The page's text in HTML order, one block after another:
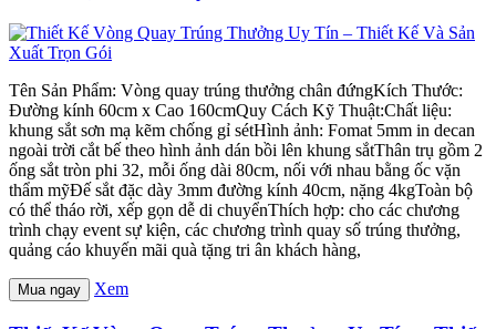
Tên Sản Phẩm: Vòng quay trúng thưởng chân đứngKích Thước:
Đường kính 60cm x Cao 160cmQuy Cách Kỹ Thuật:Chất liệu:
khung sắt sơn mạ kẽm chống gỉ sétHình ảnh: Fomat 5mm in decan
ngoài trời cắt bế theo hình ảnh dán bồi lên khung sắtThân trụ gồm 2
ống sắt tròn phi 32, mỗi ống dài 80cm, nối với nhau bằng ốc vặn
thẩm mỹĐế sắt đặc dày 3mm đường kính 40cm, nặng 4kgToàn bộ
có thể tháo rời, xếp gọn dễ di chuyểnThích hợp: cho các chương
trình chạy event sự kiện, các chương trình quay số trúng thưởng,
quảng cáo khuyến mãi quà tặng tri ân khách hàng,
Mua ngay Xem